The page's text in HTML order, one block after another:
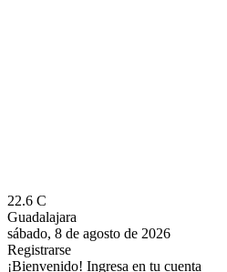
22.6 C
Guadalajara
sábado, 8 de agosto de 2026
Registrarse
¡Bienvenido! Ingresa en tu cuenta